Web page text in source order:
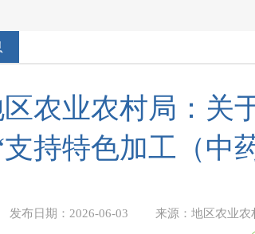
农业农村局：关
支持特色加工（中
发布日期： 2026-06-03 来源： 地区农业农